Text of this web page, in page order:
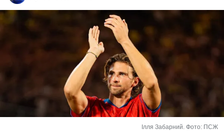
Різне
Букмекери
Казино
Ілля Забарний. Фото: ПСЖ